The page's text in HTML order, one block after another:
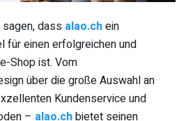
dass alao.chein
für einen erfolgreichen und
Shop ist. Vom
über die große Auswahl an
Kundenservice und
– alao.chbietet seinen